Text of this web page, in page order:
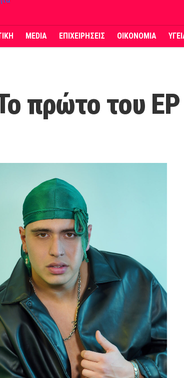
MEDIA ΕΠΙΧΕΙΡΗΣΕΙΣ ΟΙΚΟΝΟΜΙΑ
πρώτο του